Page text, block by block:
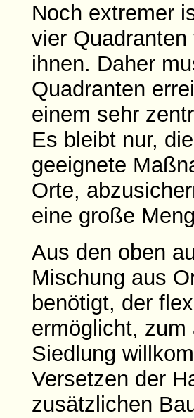
Noch extremer
vier
ihnen. Daher
Quadranten
einem sehr
Es bleibt nur,
geeignete
Orte,
eine große
Aus den oben
Mischung aus
benötigt, der
ermöglicht,
Siedlung
Versetzen der
zusätzlichen